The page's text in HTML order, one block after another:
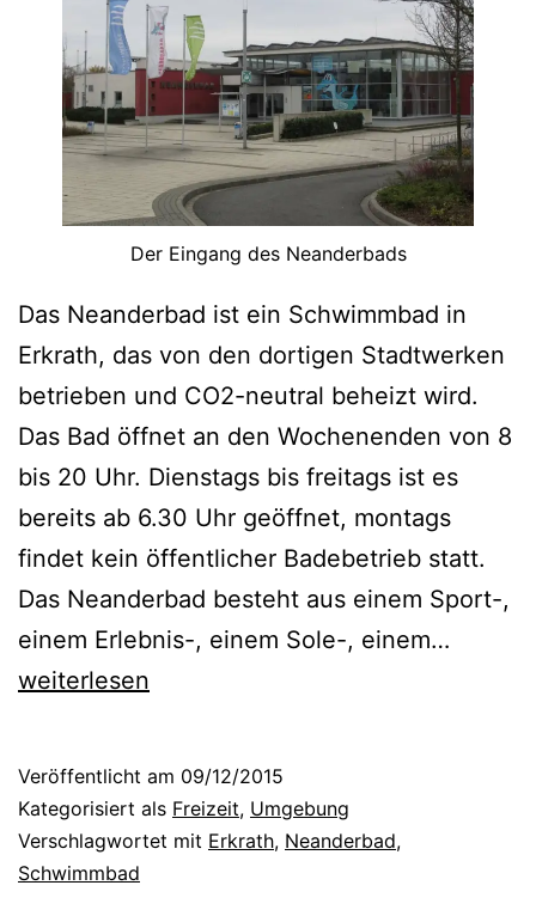
Der Eingang des Neanderbads
Das Neanderbad ist ein Schwimmbad in
Erkrath, das von den dortigen Stadtwerken
betrieben und CO2-neutral beheizt wird.
Das Bad öffnet an den Wochenenden von 8
bis 20 Uhr. Dienstags bis freitags ist es
bereits ab 6.30 Uhr geöffnet, montags
findet kein öffentlicher Badebetrieb statt.
Das Neanderbad besteht aus einem Sport-,
einem Erlebnis-, einem Sole-, einem…
weiterlesen
Veröffentlicht am 09/12/2015
Kategorisiert als Freizeit, Umgebung
Verschlagwortet mit Erkrath, Neanderbad,
Schwimmbad